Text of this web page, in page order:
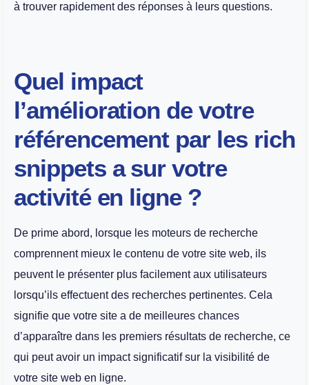
à trouver rapidement des réponses à leurs questions.
Quel impact
l’amélioration de votre
référencement par les rich
snippets a sur votre
activité en ligne ?
De prime abord, lorsque les moteurs de recherche
comprennent mieux le contenu de votre site web, ils
peuvent le présenter plus facilement aux utilisateurs
lorsqu’ils effectuent des recherches pertinentes. Cela
signifie que votre site a de meilleures chances
d’apparaître dans les premiers résultats de recherche, ce
qui peut avoir un impact significatif sur la visibilité de
votre site web en ligne.